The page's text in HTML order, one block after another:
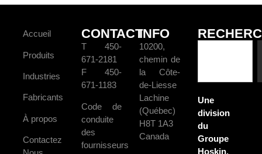
Accueil
Produits
Industries
Fabricants
À propos
Contactez
CONTACT
T 450-
671-2181
F 450-
671-1183
Code de
conduite
des
fournisseurs
INFO
10200,
chemin de
la Côte-
de-Liesse
Lachine
(Québec)
H8T 1A3
Canada
Une
division
du
Groupe
Hoskin.